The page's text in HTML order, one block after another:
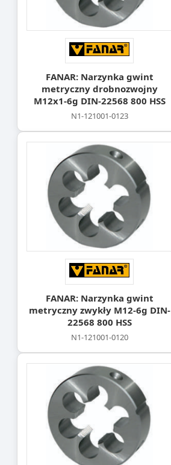
FANAR: Narzynka gwint
metryczny drobnozwojny
M12x1-6g DIN-22568 800 HSS
N1-121001-0123
FANAR: Narzynka gwint
metryczny zwykły M12-6g DIN-
22568 800 HSS
N1-121001-0120